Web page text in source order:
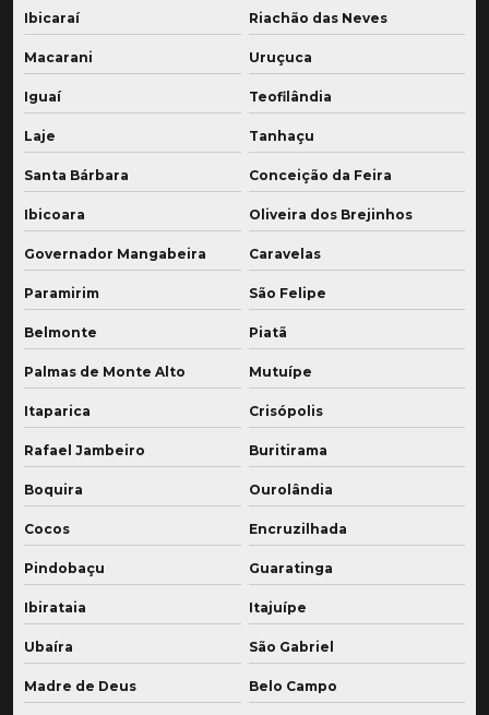
Ibicaraí Riachão das Neves
Macarani Uruçuca
Iguaí Teofilândia
Laje Tanhaçu
Santa Bárbara Conceição da Feira
Ibicoara Oliveira dos Brejinhos
Governador Mangabeira Caravelas
Paramirim São Felipe
Belmonte Piatã
Palmas de Monte Alto Mutuípe
Itaparica Crisópolis
Rafael Jambeiro Buritirama
Boquira Ourolândia
Cocos Encruzilhada
Pindobaçu Guaratinga
Ibirataia Itajuípe
Ubaíra São Gabriel
Madre de Deus Belo Campo